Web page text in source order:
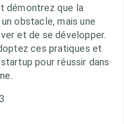
démontrez que la
obstacle, mais une
et de se développer.
ces pratiques et
pour réussir dans